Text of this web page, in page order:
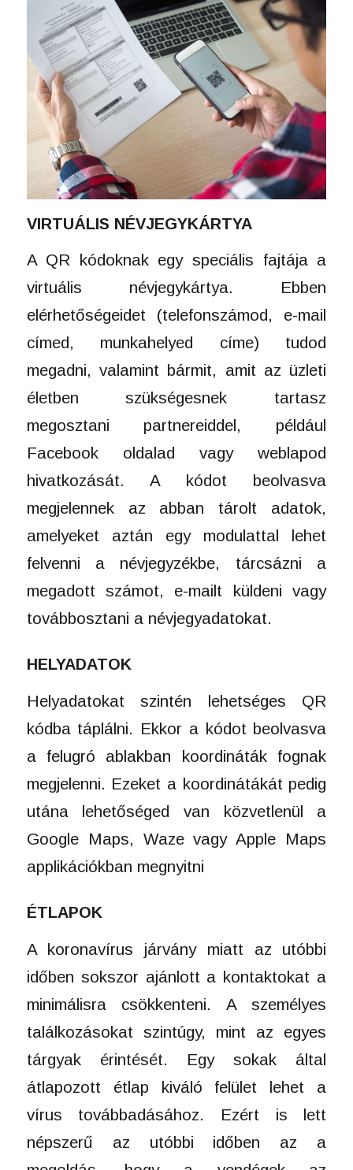
VIRTUÁLIS NÉVJEGYKÁRTYA
A QR kódoknak egy speciális fajtája a
virtuális névjegykártya. Ebben
elérhetőségeidet (telefonszámod, e-mail
címed, munkahelyed címe) tudod
megadni, valamint bármit, amit az üzleti
életben szükségesnek tartasz
megosztani partnereiddel, például
Facebook oldalad vagy weblapod
hivatkozását. A kódot beolvasva
megjelennek az abban tárolt adatok,
amelyeket aztán egy modulattal lehet
felvenni a névjegyzékbe, tárcsázni a
megadott számot, e-mailt küldeni vagy
továbbosztani a névjegyadatokat.
HELYADATOK
Helyadatokat szintén lehetséges QR
kódba táplálni. Ekkor a kódot beolvasva
a felugró ablakban koordináták fognak
megjelenni. Ezeket a koordinátákát pedig
utána lehetőséged van közvetlenül a
Google Maps, Waze vagy Apple Maps
applikációkban megnyitni
ÉTLAPOK
A koronavírus járvány miatt az utóbbi
időben sokszor ajánlott a kontaktokat a
minimálisra csökkenteni. A személyes
találkozásokat szintúgy, mint az egyes
tárgyak érintését. Egy sokak által
átlapozott étlap kiváló felület lehet a
vírus továbbadásához. Ezért is lett
népszerű az utóbbi időben az a